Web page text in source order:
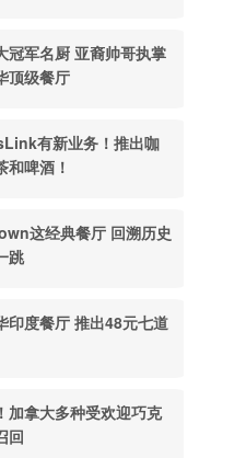
冠军名厨 亚裔帅哥执掌
顶级餐厅
有新业务！推出咖
和啤酒！
这经典餐厅 回溯历史
跳
印度餐厅 推出48元七道
加拿大多种受欢迎巧克
回